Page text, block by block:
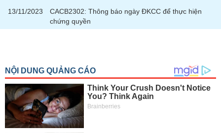
13/11/2023
CACB2302: Thông báo ngày ĐKCC để thực hiện
chứng quyền